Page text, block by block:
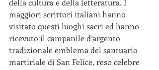
della cultura e della letteratura. I
maggiori scrittori italiani hanno
visitato questi luoghi sacri ed hanno
ricevuto il campanile d’argento
tradizionale emblema del santuario
martiriale di San Felice, reso celebre